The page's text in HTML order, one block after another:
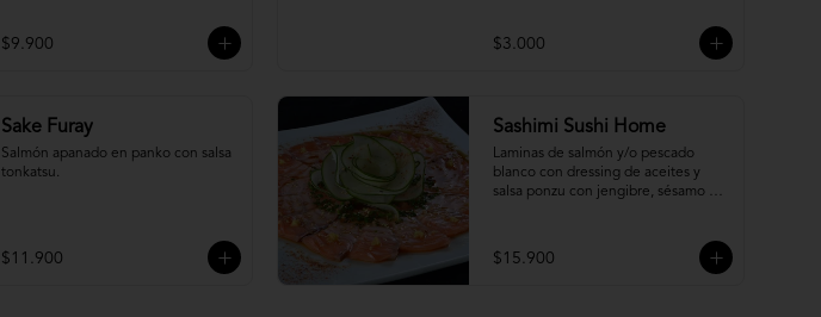
$9.900 $3.000
Sake Furay
Salmón apanado en panko con salsa
tonkatsu.
$11.900
Sashimi Sushi Home
Laminas de salmón y/o pescado
blanco con dressing de aceites y
salsa ponzu con jengibre, sésamo y
$15.900